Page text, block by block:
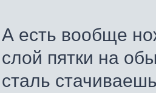
А есть вообще
слой пятки на
сталь